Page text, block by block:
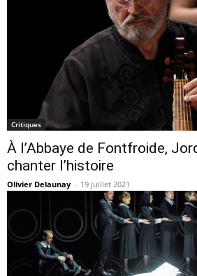
Critiques
À l’Abbaye de Fontfroide,
chanter l’histoire
Olivier Delaunay - 19 juillet 2021